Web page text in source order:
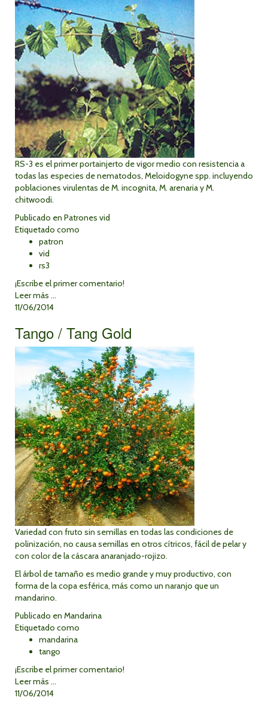
RS-3 es el primer portainjerto de vigor medio con resistencia a
todas las especies de nematodos, Meloidogyne spp. incluyendo
poblaciones virulentas de M. incognita, M. arenaria y M.
chitwoodi.
Publicado en Patrones vid
Etiquetado como
patron
vid
rs3
¡Escribe el primer comentario!
Leer más ...
11/06/2014
Tango / Tang Gold
Variedad con fruto sin semillas en todas las condiciones de
polinización, no causa semillas en otros cítricos, fácil de pelar y
con color de la cáscara anaranjado-rojizo.
El árbol de tamaño es medio grande y muy productivo, con
forma de la copa esférica, más como un naranjo que un
mandarino.
Publicado en Mandarina
Etiquetado como
mandarina
tango
¡Escribe el primer comentario!
Leer más ...
11/06/2014